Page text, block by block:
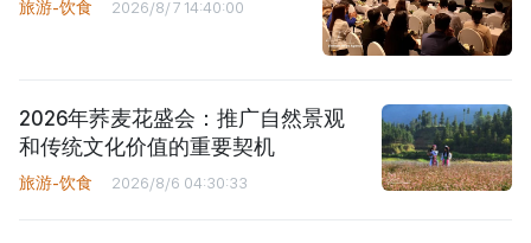
旅游-饮食 2026/8/7 14:40:00
2026年荞麦花盛会：推广自然景观
和传统文化价值的重要契机
旅游-饮食 2026/8/6 04:30:33